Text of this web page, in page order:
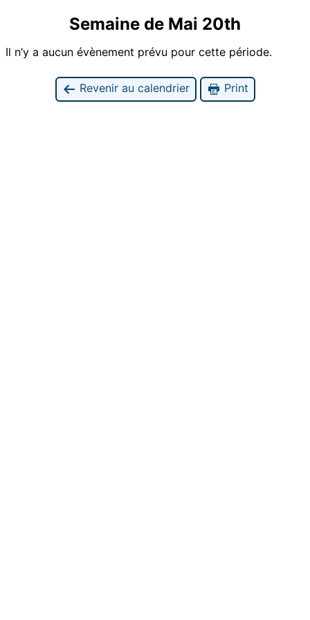
Semaine de Mai 20th
Il n’y a aucun évènement prévu pour cette période.
Revenir au calendrier Print